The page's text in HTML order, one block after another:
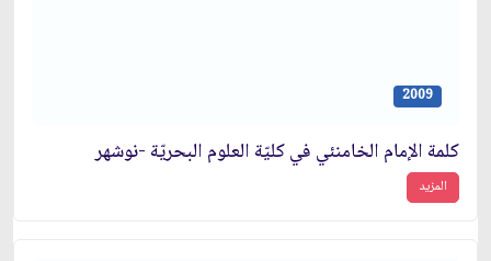
2009
كلمة الإمام الخامنئي في كليّة العلوم البحريّة -نوشهر
المزيد